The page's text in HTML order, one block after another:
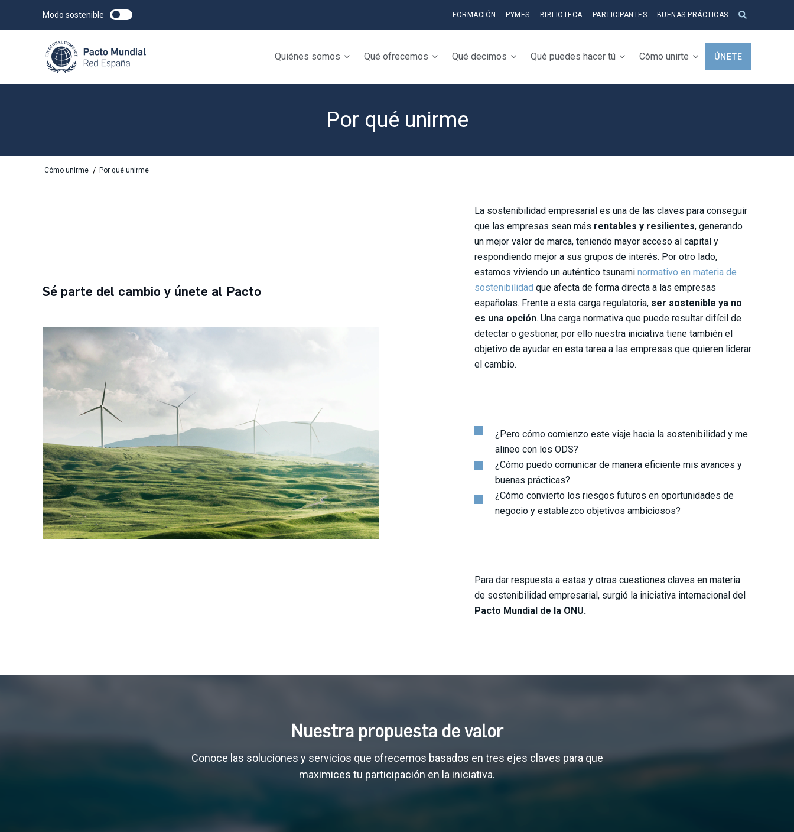
Modo sostenible FORMACIÓN PYMES BIBLIOTECA PARTICIPANTES BUENAS PRÁCTICAS
Quiénes somos Qué ofrecemos Qué decimos Qué puedes hacer tú Cómo unirte ÚNETE
Por qué unirme
Cómo unirme / Por qué unirme
Sé parte del cambio y únete al Pacto
La sostenibilidad empresarial es una de las claves para conseguir
que las empresas sean más rentables y resilientes, generando
un mejor valor de marca, teniendo mayor acceso al capital y
respondiendo mejor a sus grupos de interés. Por otro lado,
estamos viviendo un auténtico tsunami normativo en materia de
sostenibilidad que afecta de forma directa a las empresas
españolas. Frente a esta carga regulatoria, ser sostenible ya no
es una opción. Una carga normativa que puede resultar difícil de
detectar o gestionar, por ello nuestra iniciativa tiene también el
objetivo de ayudar en esta tarea a las empresas que quieren liderar
el cambio.
¿Pero cómo comienzo este viaje hacia la sostenibilidad y me
alineo con los ODS?
¿Cómo puedo comunicar de manera eficiente mis avances y
buenas prácticas?
¿Cómo convierto los riesgos futuros en oportunidades de
negocio y establezco objetivos ambiciosos?
Para dar respuesta a estas y otras cuestiones claves en materia
de sostenibilidad empresarial, surgió la iniciativa internacional del
Pacto Mundial de la ONU.
Nuestra propuesta de valor
Conoce las soluciones y servicios que ofrecemos basados en tres ejes claves para que
maximices tu participación en la iniciativa.